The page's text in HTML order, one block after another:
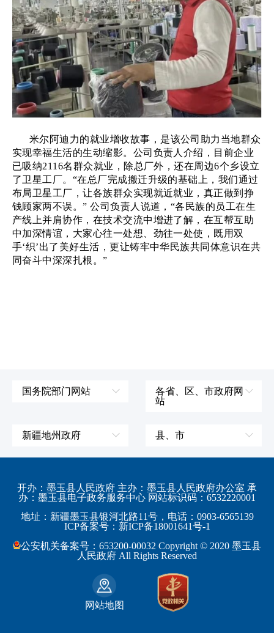
米尔阿迪力的就业增收故事，是该公司助力当地群众
实现幸福生活的生动缩影。公司负责人介绍，目前企业
已吸纳2116名群众就业，除总厂外，还在周边6个乡设立
了卫星工厂。“在总厂完成搬迁升级的基础上，我们通过
布局卫星工厂，让各族群众实现就近就业，真正做到挣
钱顾家两不误。” 公司负责人说道，“各民族的员工在生
产线上并肩协作，在技术交流中增进了解，在互帮互助
中加深情谊，大家心往一处想、劲往一处使，既用双
手‘织’出了美好生活，更让铸牢中华民族共同体意识在共
同奋斗中深深扎根。”
国务院部门网站
国防部
教育部
工业和信息化部
监察部
民政部
各省、区、市政府网
站
江苏省
浙江省
安徽省
福建省
新疆地州政府
伊犁哈萨克自治州
阿勒泰地区
博尔塔拉蒙古自治州
吐鲁番地区
巴音郭楞蒙古自治州
县、市
皮山县
策勒县
民丰县
和田市
开办：墨玉县人民政府 主办：墨玉县人民政府办公室 承
办：墨玉县电子政务服务中心 网站标识码：6532220001
地址：新疆墨玉县银河北路11号，电话：0903-6565139
ICP备案号：新ICP备18001641号-1
公安机关备案号：653200-00032 Copyright © 2020 墨玉县
人民政府 All Rights Reserved
网站地图